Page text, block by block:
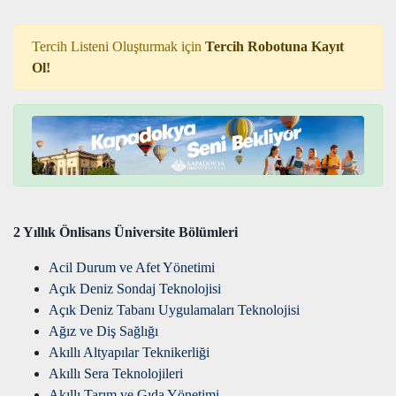
Tercih Listeni Oluşturmak için Tercih Robotuna Kayıt
Ol!
2 Yıllık Önlisans Üniversite Bölümleri
Acil Durum ve Afet Yönetimi
Açık Deniz Sondaj Teknolojisi
Açık Deniz Tabanı Uygulamaları Teknolojisi
Ağız ve Diş Sağlığı
Akıllı Altyapılar Teknikerliği
Akıllı Sera Teknolojileri